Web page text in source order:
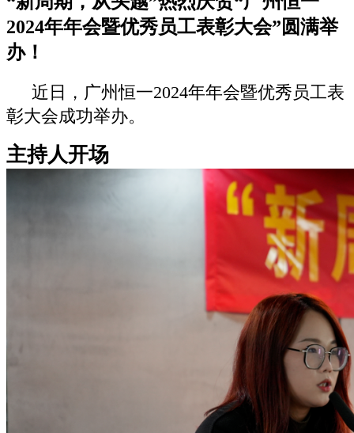
2024年年会暨优秀员工表彰大会”圆满举
办！
近日，广州恒一2024年年会暨优秀员工表
彰大会成功举办。
主持人开场